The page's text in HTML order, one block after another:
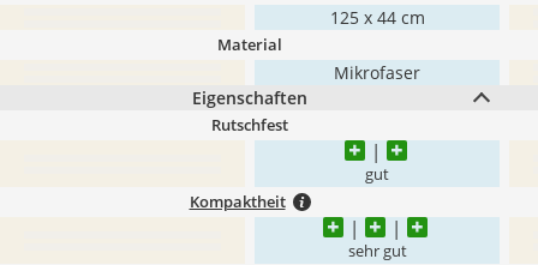
125 x 44 cm
Material
Mikrofaser
Eigenschaften
Rutschfest
gut
Kompaktheit
sehr gut